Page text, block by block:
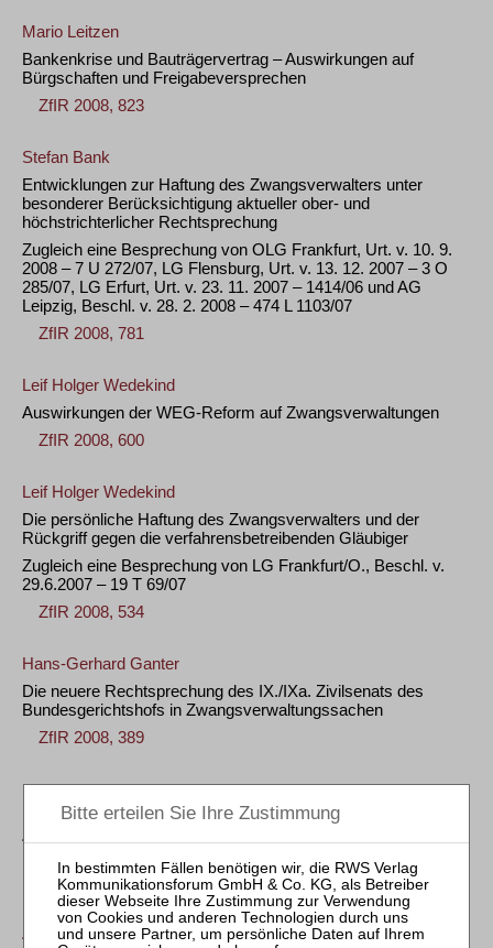
Mario Leitzen
Bankenkrise und Bauträgervertrag – Auswirkungen auf
Bürgschaften und Freigabeversprechen
ZfIR 2008, 823
Stefan Bank
Entwicklungen zur Haftung des Zwangsverwalters unter
besonderer Berücksichtigung aktueller ober- und
höchstrichterlicher Rechtsprechung
Zugleich eine Besprechung von OLG Frankfurt, Urt. v. 10. 9.
2008 – 7 U 272/07, LG Flensburg, Urt. v. 13. 12. 2007 – 3 O
285/07, LG Erfurt, Urt. v. 23. 11. 2007 – 1414/06 und AG
Leipzig, Beschl. v. 28. 2. 2008 – 474 L 1103/07
ZfIR 2008, 781
Leif Holger Wedekind
Auswirkungen der WEG-Reform auf Zwangsverwaltungen
ZfIR 2008, 600
Leif Holger Wedekind
Die persönliche Haftung des Zwangsverwalters und der
Rückgriff gegen die verfahrensbetreibenden Gläubiger
Zugleich eine Besprechung von LG Frankfurt/O., Beschl. v.
29.6.2007 – 19 T 69/07
ZfIR 2008, 534
Hans-Gerhard Ganter
Die neuere Rechtsprechung des IX./IXa. Zivilsenats des
Bundesgerichtshofs in Zwangsverwaltungssachen
ZfIR 2008, 389
ZVI – Zeitschrift für Verbraucher- und Privat-
< 22 23 24 25 26 27 28 29 30 31 >
Alexander Schall